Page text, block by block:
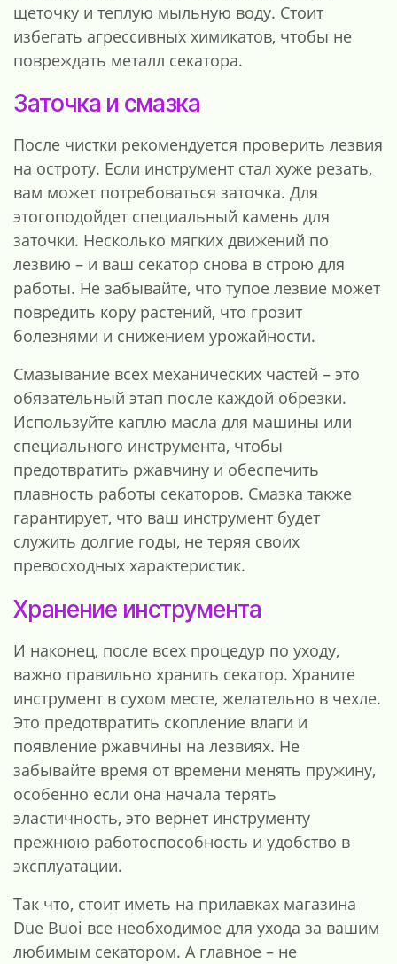
щеточку и теплую мыльную воду. Стоит
избегать агрессивных химикатов, чтобы не
повреждать металл секатора.
Заточка и смазка
После чистки рекомендуется проверить лезвия
на остроту. Если инструмент стал хуже резать,
вам может потребоваться заточка. Для
этогоподойдет специальный камень для
заточки. Несколько мягких движений по
лезвию – и ваш секатор снова в строю для
работы. Не забывайте, что тупое лезвие может
повредить кору растений, что грозит
болезнями и снижением урожайности.
Смазывание всех механических частей – это
обязательный этап после каждой обрезки.
Используйте каплю масла для машины или
специального инструмента, чтобы
предотвратить ржавчину и обеспечить
плавность работы секаторов. Смазка также
гарантирует, что ваш инструмент будет
служить долгие годы, не теряя своих
превосходных характеристик.
Хранение инструмента
И наконец, после всех процедур по уходу,
важно правильно хранить секатор. Храните
инструмент в сухом месте, желательно в чехле.
Это предотвратить скопление влаги и
появление ржавчины на лезвиях. Не
забывайте время от времени менять пружину,
особенно если она начала терять
эластичность, это вернет инструменту
прежнюю работоспособность и удобство в
эксплуатации.
Так что, стоит иметь на прилавках магазина
Due Buoi все необходимое для ухода за вашим
любимым секатором. А главное – не